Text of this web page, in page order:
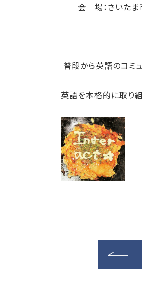
会 場：さいたま
普段から英語のコミ
英語を本格的に取り